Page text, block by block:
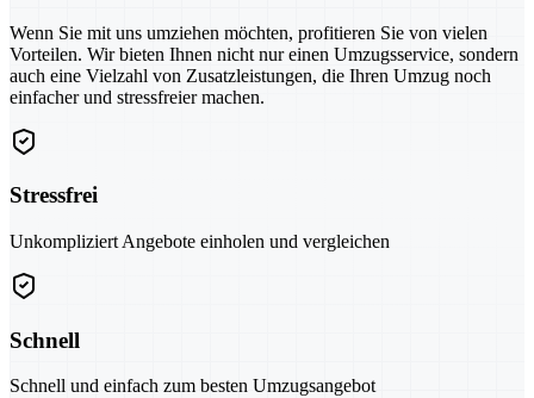
Wenn Sie mit uns umziehen möchten, profitieren Sie von vielen
Vorteilen. Wir bieten Ihnen nicht nur einen Umzugsservice, sondern
auch eine Vielzahl von Zusatzleistungen, die Ihren Umzug noch
einfacher und stressfreier machen.
Stressfrei
Unkompliziert Angebote einholen und vergleichen
Schnell
Schnell und einfach zum besten Umzugsangebot